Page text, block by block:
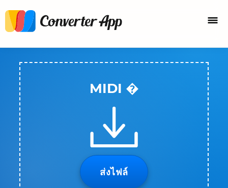
MIDI �
ส่งไฟล์